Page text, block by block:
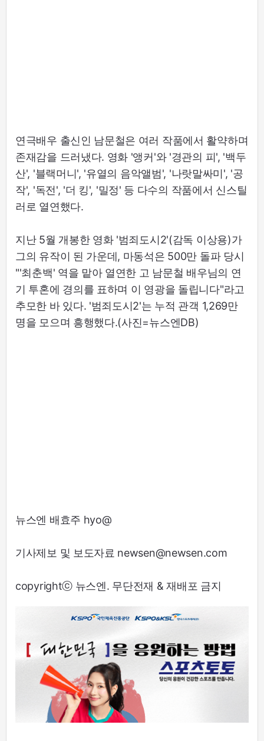
연극배우 출신인 남문철은 여러 작품에서 활약하며
존재감을 드러냈다. 영화 '앵커'와 '경관의 피', '백두
산', '블랙머니', '유열의 음악앨범', '나랏말싸미', '공
작', '독전', '더 킹', '밀정' 등 다수의 작품에서 신스틸
러로 열연했다.
지난 5월 개봉한 영화 '범죄도시2'(감독 이상용)가
그의 유작이 된 가운데, 마동석은 500만 돌파 당시
"'최춘백' 역을 맡아 열연한 고 남문철 배우님의 연
기 투혼에 경의를 표하며 이 영광을 돌립니다"라고
추모한 바 있다. '범죄도시2'는 누적 관객 1,269만
명을 모으며 흥행했다.(사진=뉴스엔DB)
뉴스엔 배효주 hyo@
기사제보 및 보도자료 newsen@newsen.com
copyrightⓒ 뉴스엔. 무단전재 & 재배포 금지